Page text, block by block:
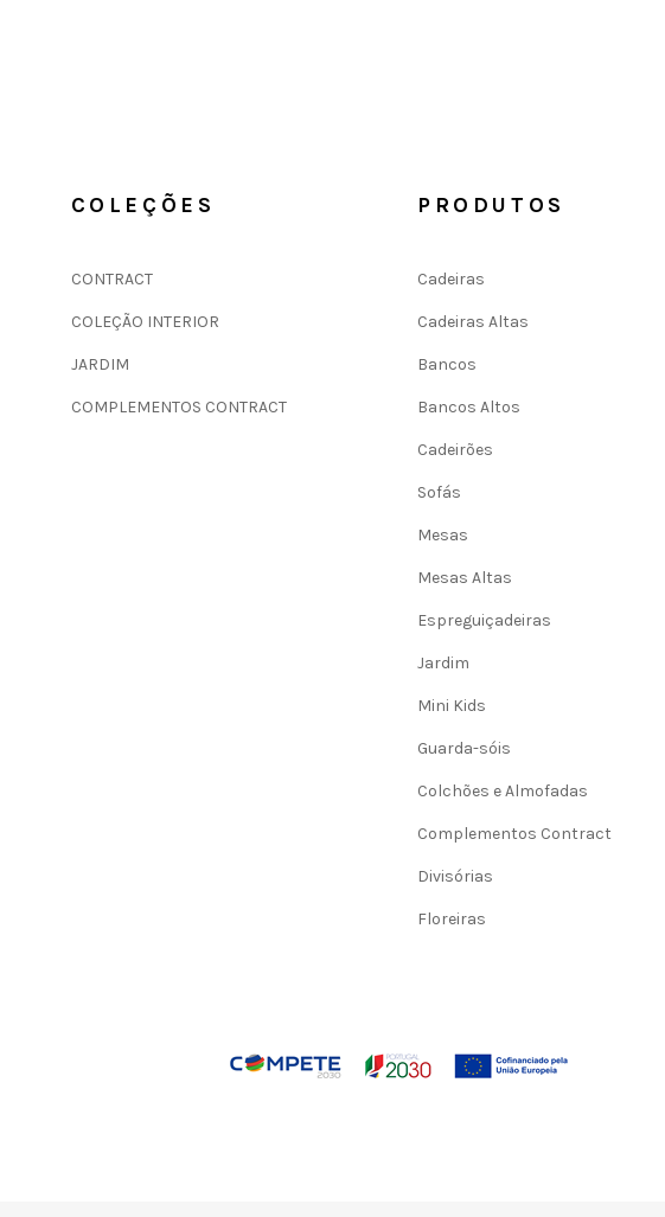
COLEÇÕES
CONTRACT
COLEÇÃO INTERIOR
JARDIM
COMPLEMENTOS CONTRACT
PRODUTOS
Cadeiras
Cadeiras Altas
Bancos
Bancos Altos
Cadeirões
Sofás
Mesas
Mesas Altas
Espreguiçadeiras
Jardim
Mini Kids
Guarda-sóis
Colchões e Almofadas
Complementos Contract
Divisórias
Floreiras